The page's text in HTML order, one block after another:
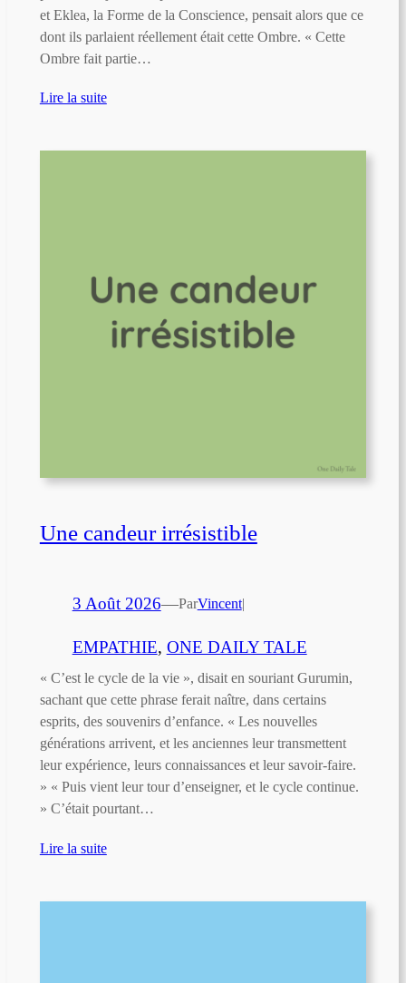
et Eklea, la Forme de la Conscience, pensait alors que ce
dont ils parlaient réellement était cette Ombre. « Cette
Ombre fait partie…
Lire la suite
Une candeur irrésistible
3 Août 2026—ParVincent|
EMPATHIE, ONE DAILY TALE
« C’est le cycle de la vie », disait en souriant Gurumin,
sachant que cette phrase ferait naître, dans certains
esprits, des souvenirs d’enfance. « Les nouvelles
générations arrivent, et les anciennes leur transmettent
leur expérience, leurs connaissances et leur savoir-faire.
» « Puis vient leur tour d’enseigner, et le cycle continue.
» C’était pourtant…
Lire la suite